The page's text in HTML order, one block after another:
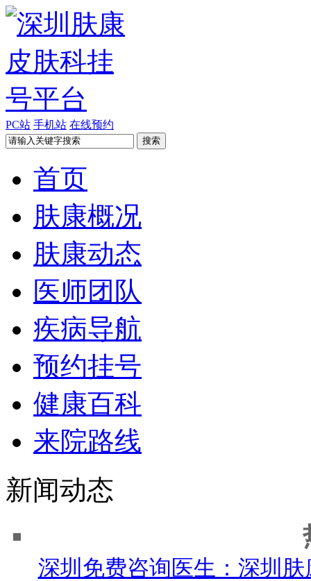
PC站 手机站 在线预约
首页
肤康概况
肤康动态
医师团队
疾病导航
预约挂号
健康百科
来院路线
新闻动态
深圳免费咨询医生：深圳肤